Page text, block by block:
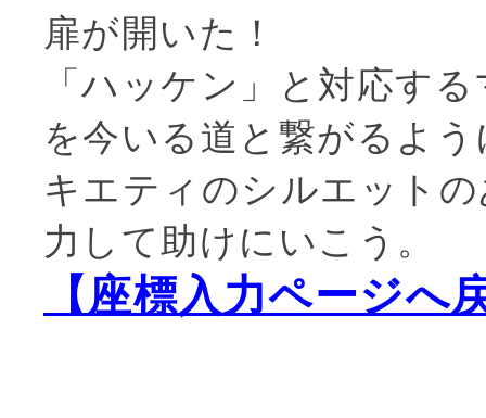
扉が開いた！
「ハッケン」と対応す
を今いる道と繋がるよ
キエティのシルエット
力して助けにいこう。
【座標入力ページへ